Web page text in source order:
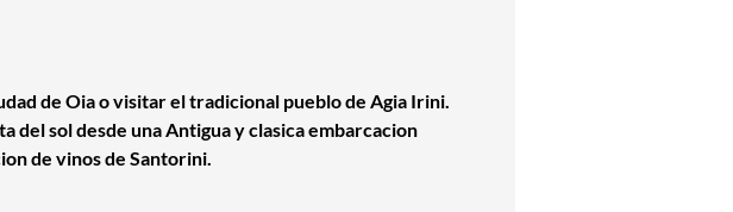
de Oia o visitar el tradicional pueblo de Agia Irini.
del sol desde una Antigua y clasica embarcacion
de vinos de Santorini.